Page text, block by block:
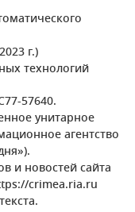
г.)
технологий
57640.
унитарное
агентство
и новостей сайта
crimea.ria.ru